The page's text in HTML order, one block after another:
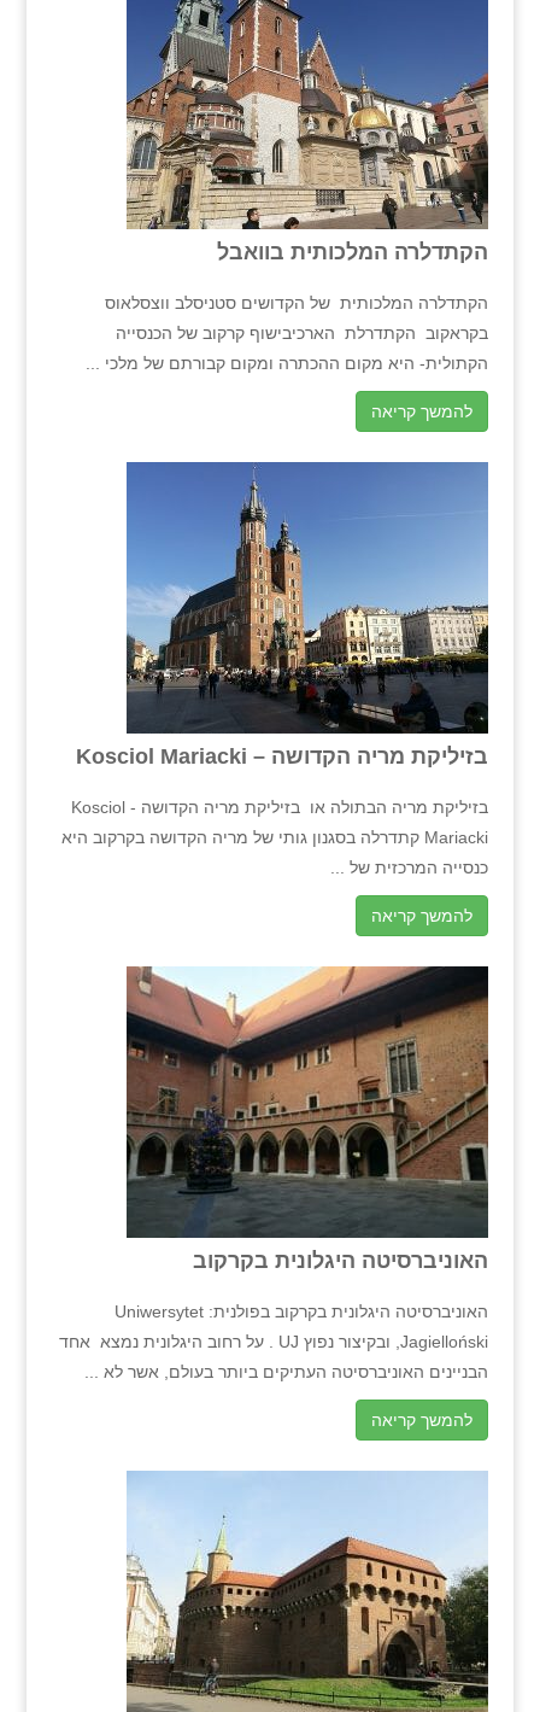
הקתדלרה המלכותית בוואבל
הקתדלרה המלכותית של הקדושים סטניסלב ווצסלאוס
בקראקוב הקתדרלת הארכיבישוף קרקוב של הכנסייה
הקתולית- היא מקום ההכתרה ומקום קבורתם של מלכי ...
להמשך קריאה
בזיליקת מריה הקדושה – Kosciol Mariacki
בזיליקת מריה הבתולה או בזיליקת מריה הקדושה - Kosciol
Mariacki קתדרלה בסגנון גותי של מריה הקדושה בקרקוב היא
כנסייה המרכזית של ...
להמשך קריאה
האוניברסיטה היגלונית בקרקוב
האוניברסיטה היגלונית בקרקוב בפולנית: Uniwersytet
Jagielloński, ובקיצור נפוץ UJ . על רחוב היגלונית נמצא אחד
הבניינים האוניברסיטה העתיקים ביותר בעולם, אשר לא ...
להמשך קריאה